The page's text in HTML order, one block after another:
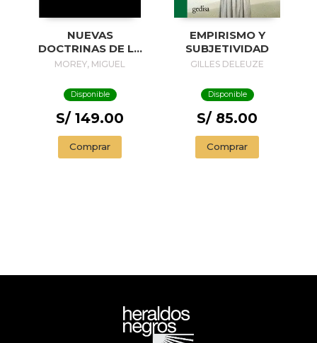
NUEVAS
DOCTRINAS DE LA
SOLEDAD
MOREY, MIGUEL
Disponible
S/ 149.00
Comprar
EMPIRISMO Y
SUBJETIVIDAD
GILLES DELEUZE
Disponible
S/ 85.00
Comprar